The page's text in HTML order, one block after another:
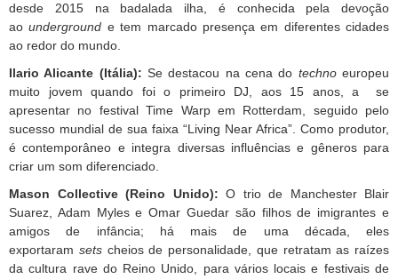
desde 2015 na badalada ilha, é conhecida pela devoção
aounderground e tem marcado presença em diferentes cidades
ao redor do mundo.
Ilario Alicante (Itália): Se destacou na cena do technoeuropeu
muito jovem quando foi o primeiro DJ, aos 15 anos, a se
apresentar no festival Time Warp em Rotterdam, seguido pelo
sucesso mundial de sua faixa “Living Near Africa”. Como produtor,
é contemporâneo e integra diversas influências e gêneros para
criar um som diferenciado.
Mason Collective (Reino Unido): O trio de Manchester Blair
Suarez, Adam Myles e Omar Guedar são filhos de imigrantes e
amigos de infância; há mais de uma década, eles
exportaram sets cheios de personalidade, que retratam as raízes
da cultura rave do Reino Unido, para vários locais e festivais de